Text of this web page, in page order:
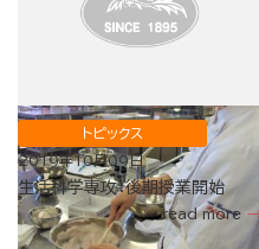
トピックス
2019年10月09日
生活科学専攻：後期授業開始
read more